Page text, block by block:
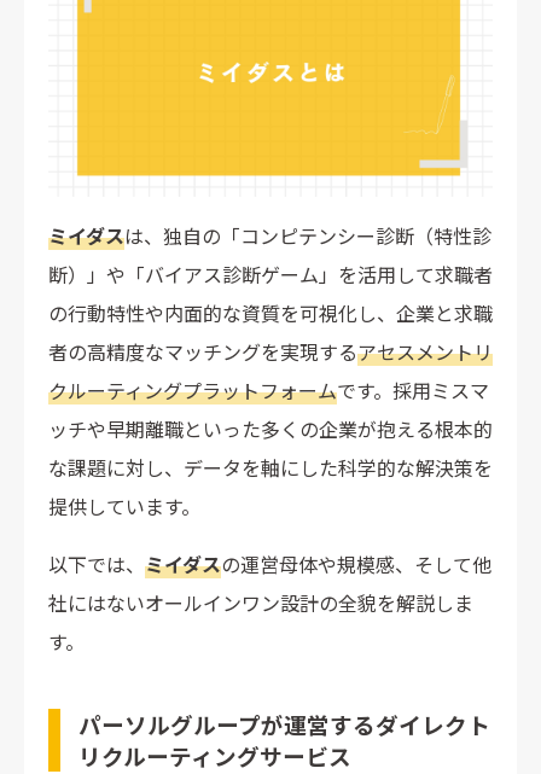
はたらきがいサーベイで従業員の満足度を可視化
自動スカウト機能で採用工数を大幅削減
構造化面接の質問集で面接精度を均一化
組織サーベイで離職兆候を早期キャッチ
200以上の研修コンテンツで人材育成を支援
健康経営優良法人認定の取得支援
ミイダスと他社ダイレクトリクルーティングサービス
の料金比較
【4ステップ】ミイダスの導入から利用開始までの流
1. 無料トライアルに登録して求職者を検索する
2. コンピテンシー診断で自社の活躍人材を分析する
ミイダスの導入がおすすめの企業
ミイダスは、独自の「コンピテンシー診断（特性診
断）」や「バイアス診断ゲーム」を活用して求職者
の行動特性や内面的な資質を可視化し、企業と求職
者の高精度なマッチングを実現するアセスメントリ
クルーティングプラットフォームです。採用ミスマ
ッチや早期離職といった多くの企業が抱える根本的
な課題に対し、データを軸にした科学的な解決策を
提供しています。
以下では、 ミイダスの運営母体や規模感、そして他
社にはないオールインワン設計の全貌を解説しま
す。
パーソルグループが運営するダイレクト
リクルーティングサービス